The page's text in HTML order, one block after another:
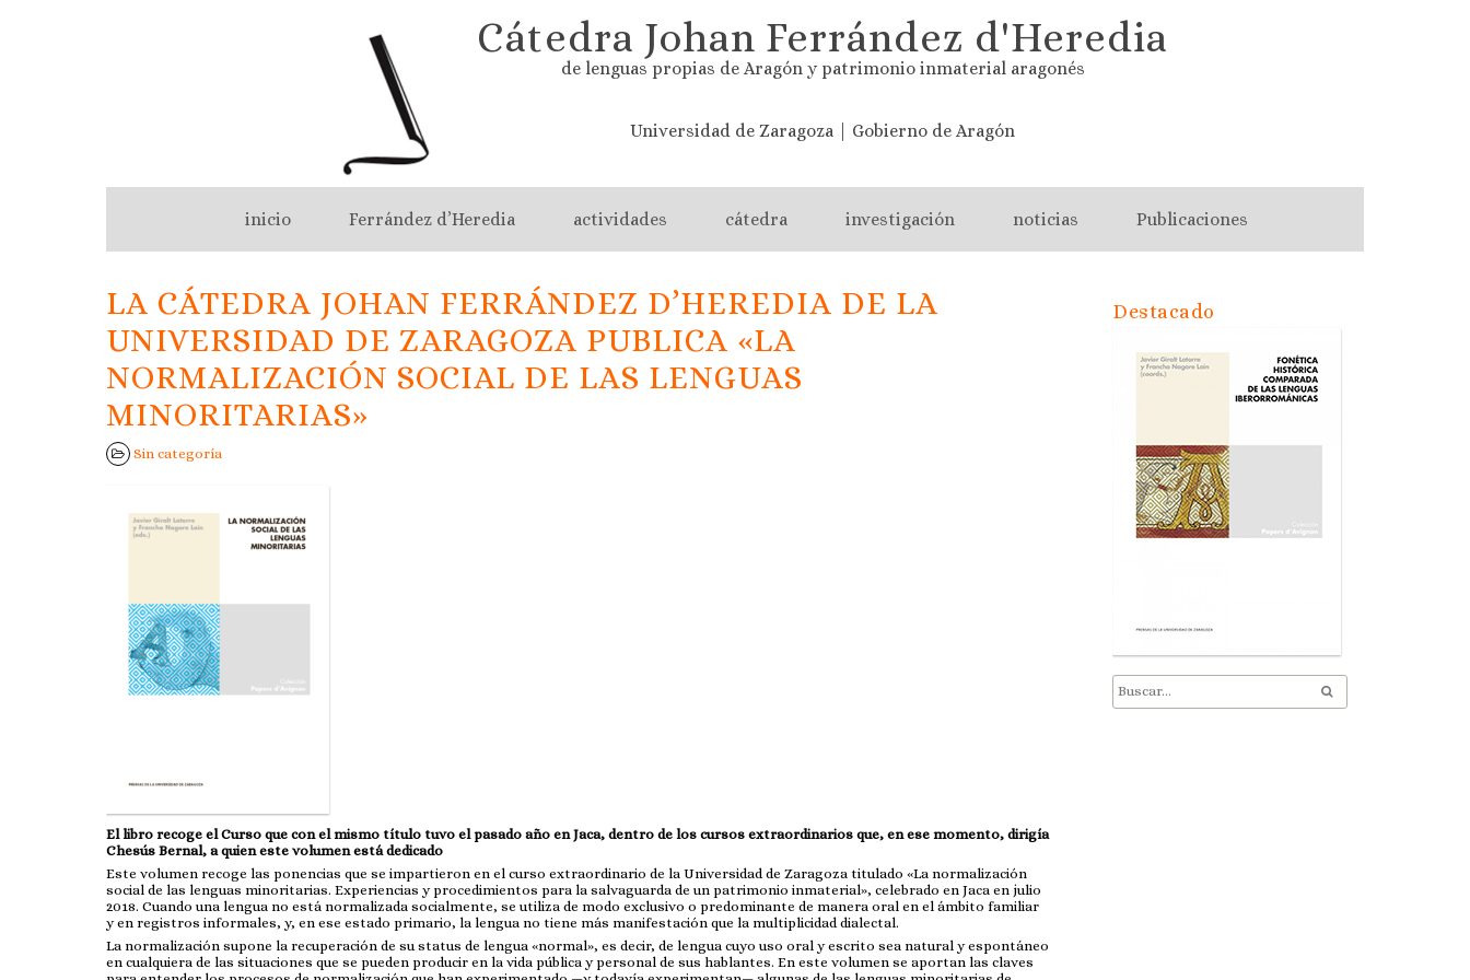
Cátedra Johan Ferrández d'Heredia
de lenguas propias de Aragón y patrimonio inmaterial aragonés
Universidad de Zaragoza | Gobierno de Aragón
inicio Ferrández d’Heredia actividades cátedra investigación noticias Publicaciones
LA CÁTEDRA JOHAN FERRÁNDEZ D’HEREDIA DE LA
UNIVERSIDAD DE ZARAGOZA PUBLICA «LA
NORMALIZACIÓN SOCIAL DE LAS LENGUAS
MINORITARIAS»
Sin categoría
El libro recoge el Curso que con el mismo título tuvo el pasado año en Jaca, dentro de los cursos extraordinarios que, en ese momento, dirigía
Chesús Bernal, a quien este volumen está dedicado
Este volumen recoge las ponencias que se impartieron en el curso extraordinario de la Universidad de Zaragoza titulado «La normalización
social de las lenguas minoritarias. Experiencias y procedimientos para la salvaguarda de un patrimonio inmaterial», celebrado en Jaca en julio
2018. Cuando una lengua no está normalizada socialmente, se utiliza de modo exclusivo o predominante de manera oral en el ámbito familiar
y en registros informales, y, en ese estado primario, la lengua no tiene más manifestación que la multiplicidad dialectal.
La normalización supone la recuperación de su status de lengua «normal», es decir, de lengua cuyo uso oral y escrito sea natural y espontáneo
en cualquiera de las situaciones que se pueden producir en la vida pública y personal de sus hablantes. En este volumen se aportan las claves
Destacado